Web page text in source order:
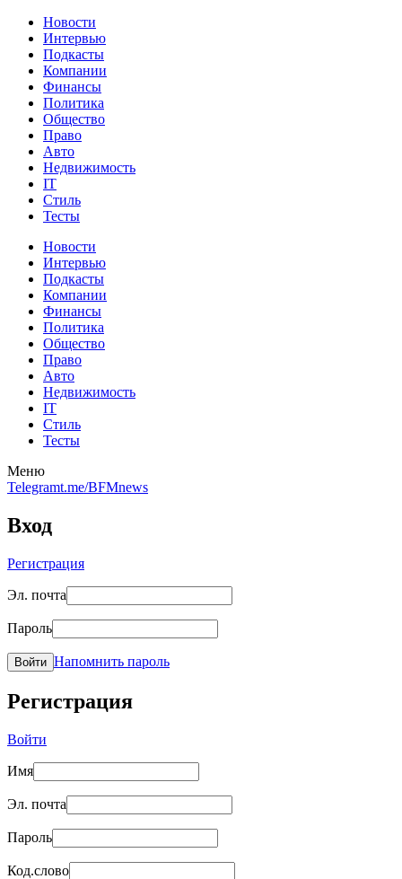
Новости
Интервью
Подкасты
Компании
Финансы
Политика
Общество
Право
Авто
Недвижимость
IT
Стиль
Тесты
Новости
Интервью
Подкасты
Компании
Финансы
Политика
Общество
Право
Авто
Недвижимость
IT
Стиль
Тесты
Меню
Telegramt.me/BFMnews
Вход
Регистрация
Эл. почта
Пароль
Войти Напомнить пароль
Регистрация
Войти
Имя
Эл. почта
Пароль
Код.слово